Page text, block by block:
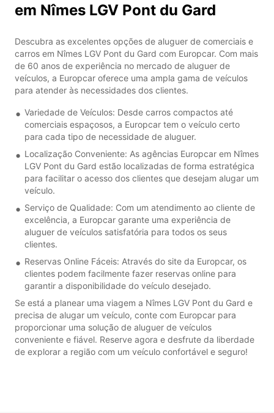
em Nîmes LGV Pont du Gard
Descubra as excelentes opções de aluguer de comerciais e
carros em Nîmes LGV Pont du Gard com Europcar. Com mais
de 60 anos de experiência no mercado de aluguer de
veículos, a Europcar oferece uma ampla gama de veículos
para atender às necessidades dos clientes.
Variedade de Veículos: Desde carros compactos até
comerciais espaçosos, a Europcar tem o veículo certo
para cada tipo de necessidade de aluguer.
Localização Conveniente: As agências Europcar em Nîmes
LGV Pont du Gard estão localizadas de forma estratégica
para facilitar o acesso dos clientes que desejam alugar um
veículo.
Serviço de Qualidade: Com um atendimento ao cliente de
excelência, a Europcar garante uma experiência de
aluguer de veículos satisfatória para todos os seus
clientes.
Reservas Online Fáceis: Através do site da Europcar, os
clientes podem facilmente fazer reservas online para
garantir a disponibilidade do veículo desejado.
Se está a planear uma viagem a Nîmes LGV Pont du Gard e
precisa de alugar um veículo, conte com Europcar para
proporcionar uma solução de aluguer de veículos
conveniente e fiável. Reserve agora e desfrute da liberdade
de explorar a região com um veículo confortável e seguro!